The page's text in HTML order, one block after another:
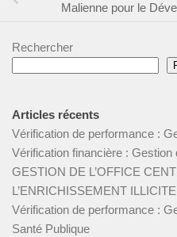
Malienne pour le
Rechercher
Articles récents
Vérification de performance :
Vérification financière : Gestion
GESTION DE L’OFFICE
L’ENRICHISSEMENT ILLICITE
Vérification de performance :
Santé Publique